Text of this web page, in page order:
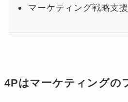
マーケティング戦略支
4Pはマーケティングの